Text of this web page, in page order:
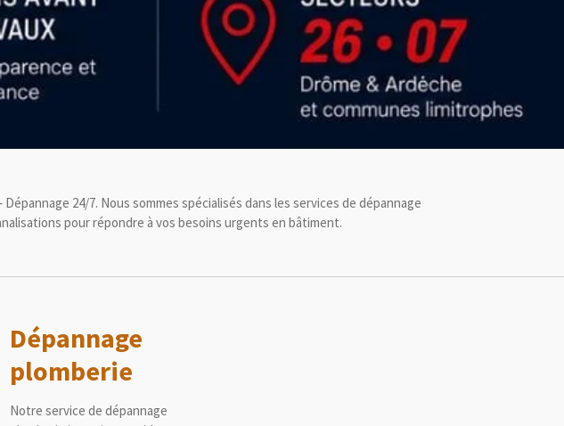
24/7. Nous sommes spécialisés dans les services de dépannage
pour répondre à vos besoins urgents en bâtiment.
Dépannage
plomberie
Notre service de dépannage